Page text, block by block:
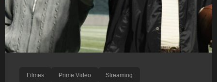
Filmes Prime Video Streaming